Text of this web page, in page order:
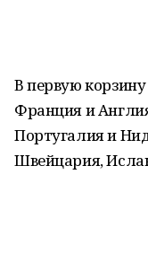
В первую
Франция и
Португалия и
Швейцария,